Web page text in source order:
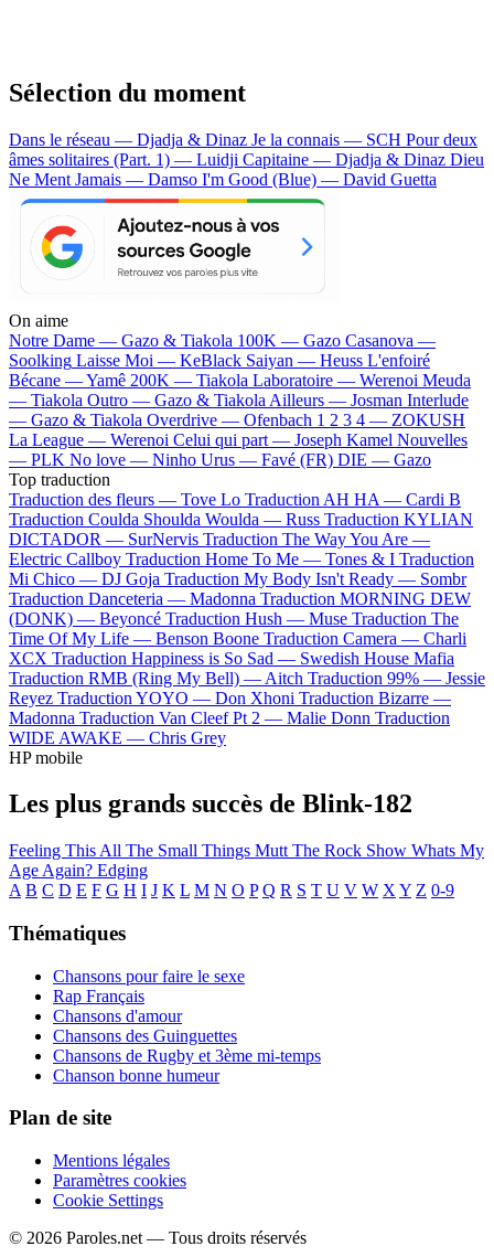
Sélection du moment
Dans le réseau — Djadja & Dinaz Je la connais — SCH Pour deux
âmes solitaires (Part. 1) — Luidji Capitaine — Djadja & Dinaz Dieu
Ne Ment Jamais — Damso I'm Good (Blue) — David Guetta
On aime
Notre Dame — Gazo & Tiakola 100K — Gazo Casanova —
Soolking Laisse Moi — KeBlack Saiyan — Heuss L'enfoiré
Bécane —Yamê 200K — Tiakola Laboratoire — Werenoi Meuda
— Tiakola Outro — Gazo & Tiakola Ailleurs — Josman Interlude
— Gazo & Tiakola Overdrive — Ofenbach 1 2 3 4 — ZOKUSH
La League — Werenoi Celui qui part — Joseph Kamel Nouvelles
— PLK No love — Ninho Urus — Favé (FR) DIE — Gazo
Top traduction
Traduction des fleurs — Tove Lo Traduction AH HA — Cardi B
Traduction Coulda Shoulda Woulda — Russ Traduction KYLIAN
DICTADOR — SurNervis Traduction The Way You Are —
Electric Callboy Traduction Home To Me — Tones & I Traduction
Mi Chico — DJ Goja Traduction My Body Isn't Ready — Sombr
Traduction Danceteria — Madonna Traduction MORNING DEW
(DONK) — Beyoncé Traduction Hush — Muse Traduction The
Time Of My Life — Benson Boone Traduction Camera — Charli
XCX Traduction Happiness is So Sad — Swedish House Mafia
Traduction RMB (Ring My Bell) — Aitch Traduction 99% — Jessie
Reyez Traduction YOYO — Don Xhoni Traduction Bizarre —
Madonna Traduction Van Cleef Pt 2 — Malie Donn Traduction
WIDE AWAKE — Chris Grey
HP mobile
Les plus grands succès de Blink-182
Feeling This All The Small Things Mutt The Rock Show Whats My
Age Again? Edging
A B C D E F G H I J K L M N O P Q R S T U V W X Y Z 0-9
Thématiques
Chansons pour faire le sexe
Rap Français
Chansons d'amour
Chansons des Guinguettes
Chansons de Rugby et 3ème mi-temps
Chanson bonne humeur
Plan de site
Mentions légales
Paramètres cookies
Cookie Settings
© 2026 Paroles.net — Tous droits réservés